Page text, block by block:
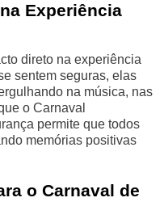
Experiência
direto na experiência
sentem seguras, elas
na música, nas
o Carnaval
permite que todos
memórias positivas
o Carnaval de